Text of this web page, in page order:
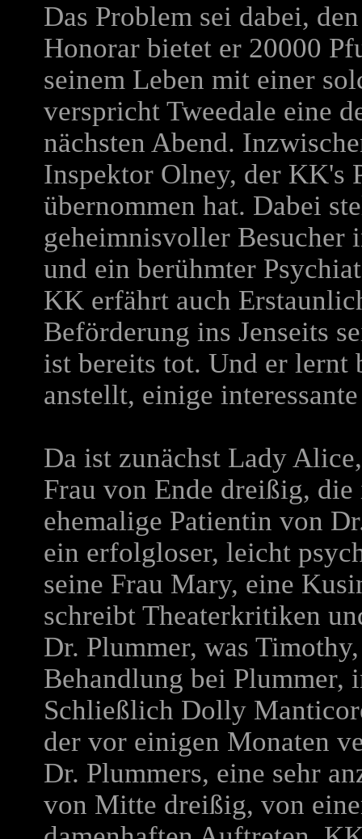
Das Problem sei dabei,
Honorar bietet er 20000
seinem Leben mit einer
verspricht Tweedale eine
nächsten Abend.
Inspektor Olney, der KK's
übernommen hat. Dabei
geheimnisvoller
und ein berühmter
KK erfährt auch
Beförderung ins Jenseits
ist bereits tot. Und er lernt
anstellt, einige
Da ist zunächst Lady
Frau von Ende dreißig,
ehemalige Patientin von
ein erfolgloser, leicht
seine Frau Mary, eine
schreibt Theaterkritiken
Dr. Plummer, was
Behandlung bei Plummer,
Schließlich Dolly
der vor einigen Monaten
Dr. Plummers, eine sehr
von Mitte dreißig, von